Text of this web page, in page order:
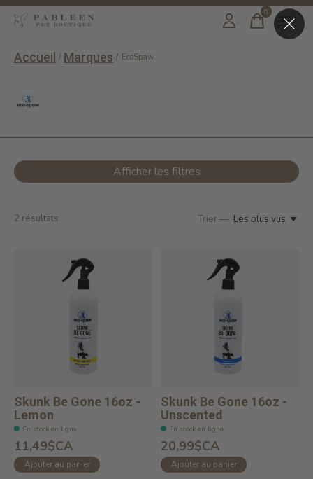
0items
Accueil / Marques / EcoSpaw
EcoSpaw
Afficher les filtres
2 résultats Trier — Les plus vus
Skunk Be Gone 16oz -
Lemon
En stock en ligne
11,49$CA
Ajouter au panier
Skunk Be Gone 16oz -
Unscented
En stock en ligne
20,99$CA
Ajouter au panier